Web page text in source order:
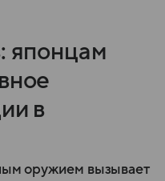
японцам
в
оружием вызывает